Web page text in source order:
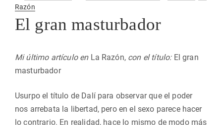
en
Razón
El gran masturbador
Mi último artículo enLa Razón, con el título:El gran
masturbador
Usurpo el título de Dalí para observar que el poder
nos arrebata la libertad, pero en el sexo parece hacer
lo contrario. En realidad, hace lo mismo de modo más